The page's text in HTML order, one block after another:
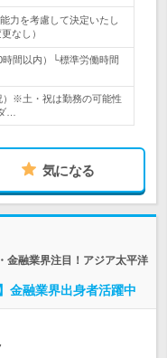
力を考慮して決定いたし
なし）
間以内）└標準労働時間
）※土・祝は勤務の可能性
…
気になる
金融業界注目！アジア太平洋
金融業界出身者活躍中